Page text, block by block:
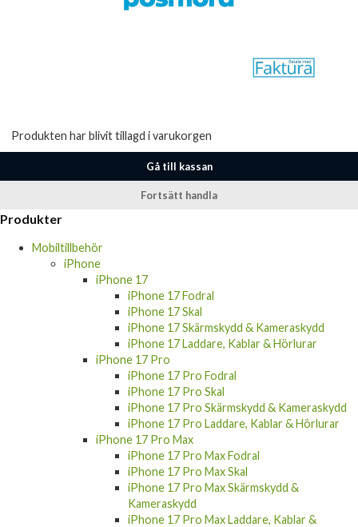
Produkten har blivit tillagd i varukorgen
Gå till kassan
Fortsätt handla
Produkter
Mobiltillbehör
iPhone
iPhone 17
iPhone 17 Fodral
iPhone 17 Skal
iPhone 17 Skärmskydd & Kameraskydd
iPhone 17 Laddare, Kablar & Hörlurar
iPhone 17 Pro
iPhone 17 Pro Fodral
iPhone 17 Pro Skal
iPhone 17 Pro Skärmskydd & Kameraskydd
iPhone 17 Pro Laddare, Kablar & Hörlurar
iPhone 17 Pro Max
iPhone 17 Pro Max Fodral
iPhone 17 Pro Max Skal
iPhone 17 Pro Max Skärmskydd &
Kameraskydd
iPhone 17 Pro Max Laddare, Kablar &